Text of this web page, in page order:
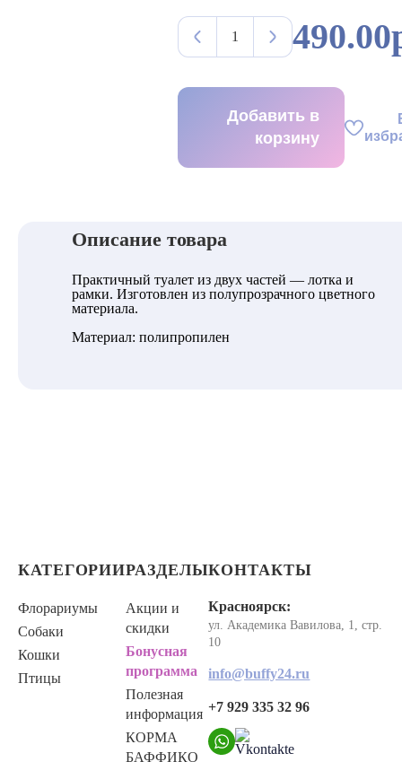
Добавить в
корзину
Описание товара
Практичный туалет из двух частей — лотка и
рамки. Изготовлен из полупрозрачного цветного
материала.
Материал: полипропилен
КАТЕГОРИИ
Флорариумы
Собаки
Кошки
Птицы
РАЗДЕЛЫ
Акции и
скидки
Бонусная
программа
Полезная
информация
КОРМА
БАФФИКО
КОНТАКТЫ
Красноярск:
ул. Академика Вавилова, 1, стр.
10
info@buffy24.ru
+7 929 335 32 96